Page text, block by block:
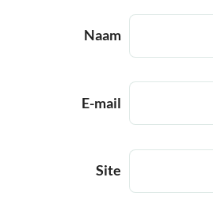
Naam
E-mail
Site